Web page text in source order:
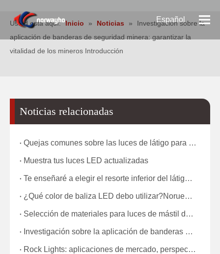
Español
Usted está aquí: Inicio » Noticias »
Investigación sobre la
aplicación de banderas de seguridad minera: garantizar la
vitalidad de los mineros Introducción
Noticias relacionadas
Quejas comunes sobre las luces de látigo para minería y cómo las resuelve nuestra fábrica Introducción
Muestra tus luces LED actualizadas
Te enseñaré a elegir el resorte inferior del látigo LED.
¿Qué color de baliza LED debo utilizar?Noruegaho
Selección de materiales para luces de mástil de bandera y selección de fuente de luz LED
Investigación sobre la aplicación de banderas de seguridad minera: garantizar la vitalidad de los mineros Introducción
Rock Lights: aplicaciones de mercado, perspectivas futuras y condiciones ambientales